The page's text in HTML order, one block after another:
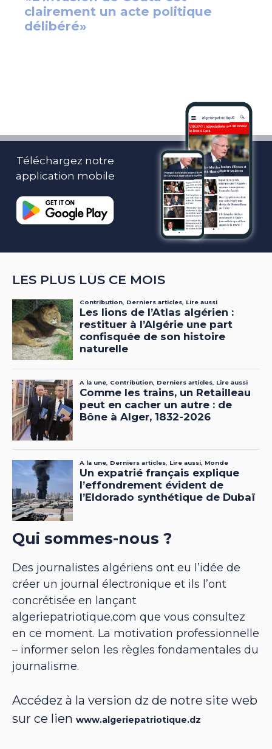
Téléchargez notre
application mobile
LES PLUS LUS CE MOIS
Qui sommes-nous ?
Des journalistes algériens ont eu l’idée de
créer un journal électronique et ils l’ont
concrétisée en lançant
algeriepatriotique.com que vous consultez
en ce moment. La motivation professionnelle
– informer selon les règles fondamentales du
journalisme.
Accédez à la version dz de notre site web
sur ce lien www.algeriepatriotique.dz